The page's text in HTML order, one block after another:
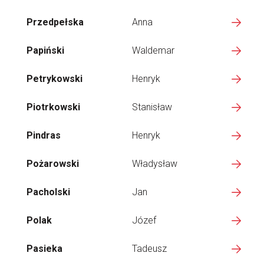
Przedpełska Anna
Papiński Waldemar
Petrykowski Henryk
Piotrkowski Stanisław
Pindras Henryk
Pożarowski Władysław
Pacholski Jan
Polak Józef
Pasieka Tadeusz